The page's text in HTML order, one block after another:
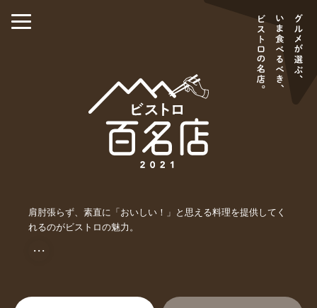
肩肘張らず、素直に「おいしい！」と思える料理を提供してく
れるのがビストロの魅力。
・・・